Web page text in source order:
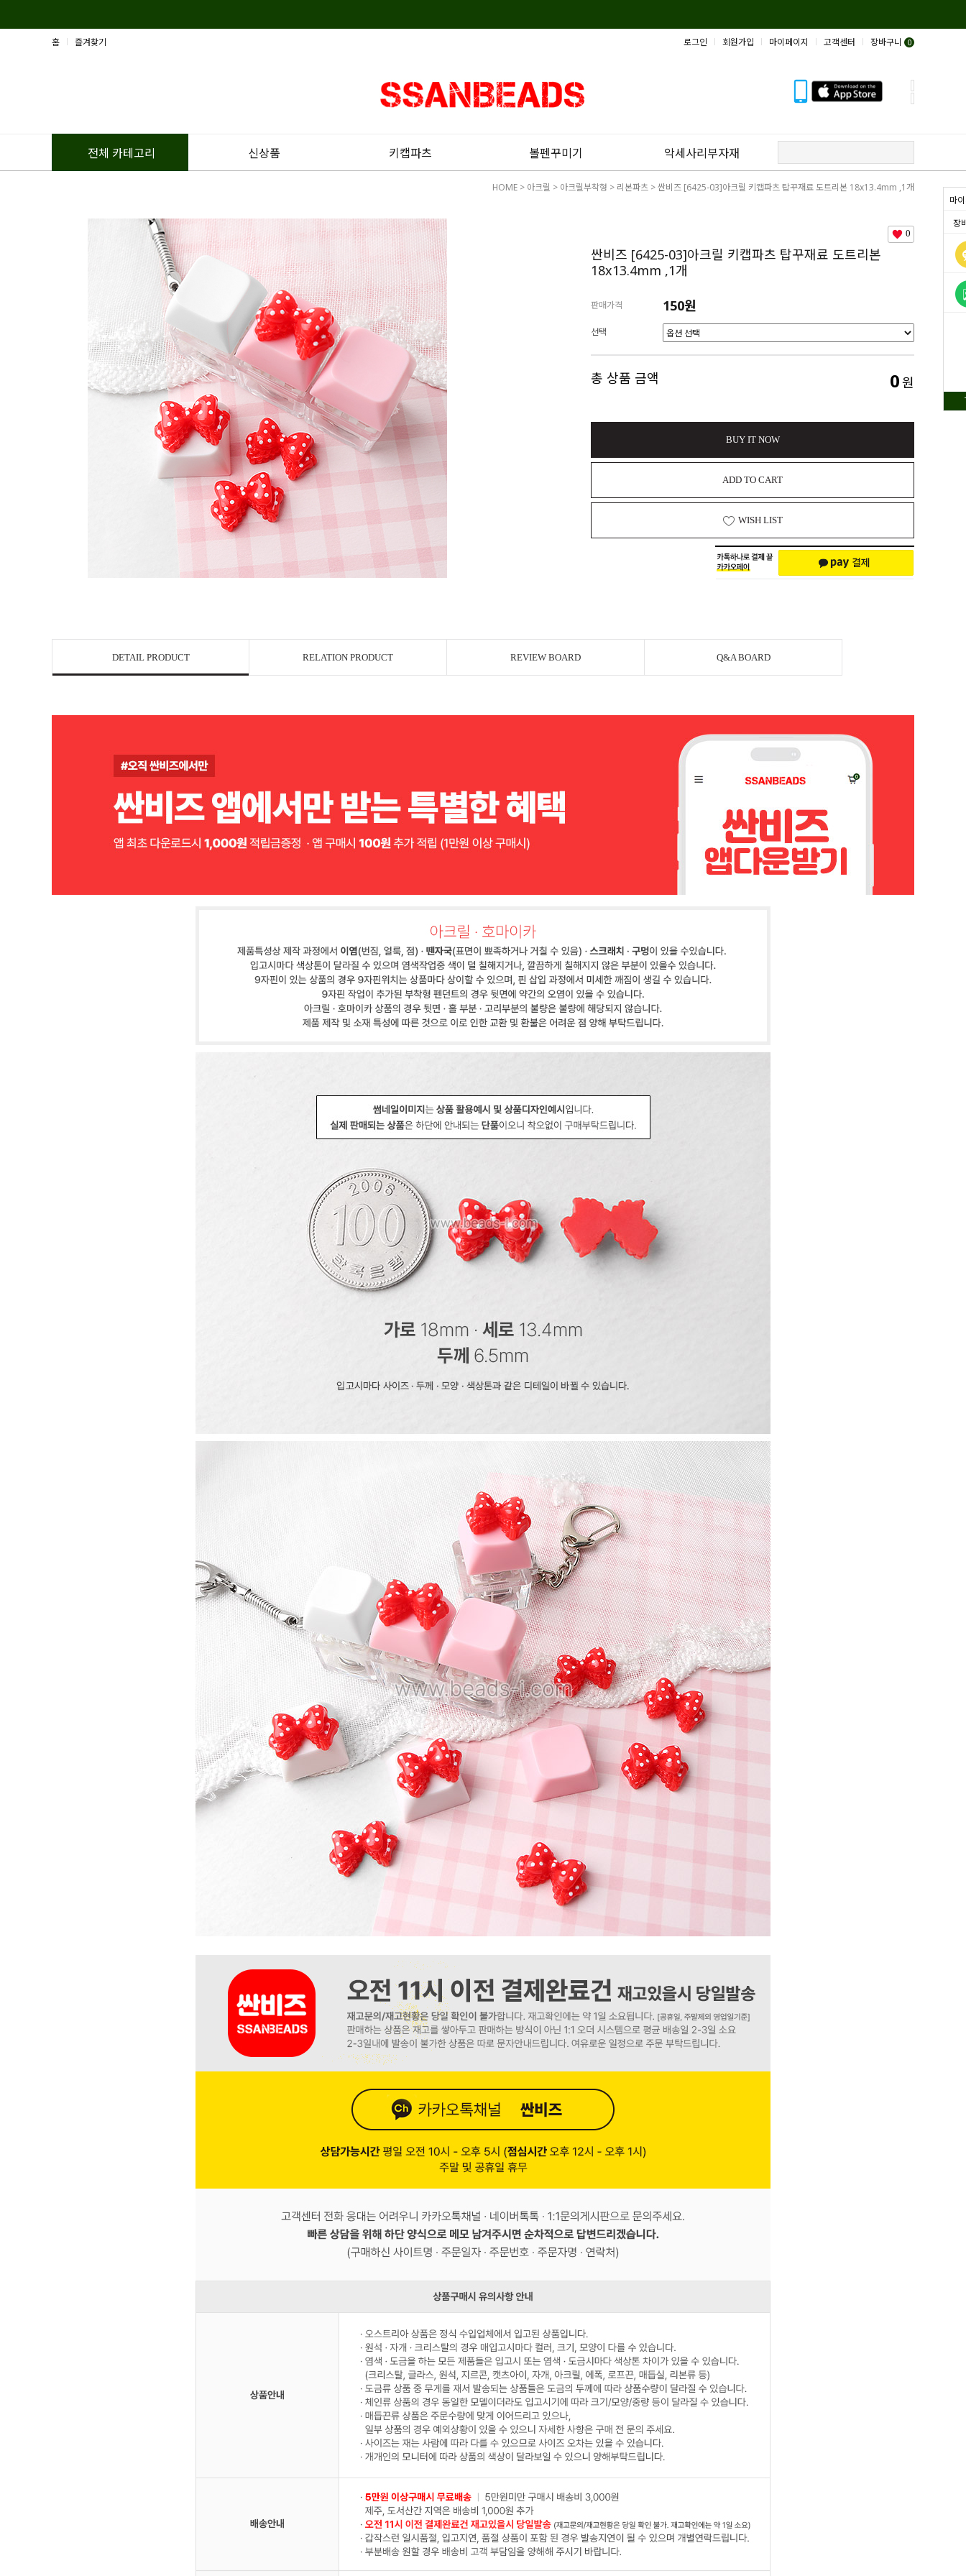
마
장
홈 즐겨찾기 로그인 회원가입 마이페이지 고객센터 장바구니 0
전체 카테고리 신상품 키캡파츠 볼펜꾸미기 악세사리부자재
HOME > 아크릴 > 아크릴부착형 > 리본파츠 > 싼비즈 [6425-03]아크릴 키캡파츠 탑꾸재료 도트리본 18x13.4mm ,1개
0
싼비즈 [6425-03]아크릴 키캡파츠 탑꾸재료 도트리본
18x13.4mm ,1개
판매가격 150원
선택
총 상품 금액 0원
BUY IT NOW
ADD TO CART
WISH LIST
DETAIL PRODUCT RELATION PRODUCT REVIEW BOARD Q&A BOARD